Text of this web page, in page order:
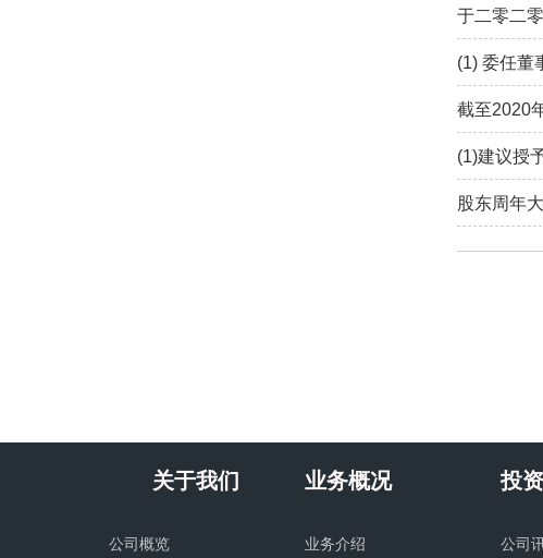
于二零二
(1) 委任董
截至2020
(1)建议授
股东周年
关于我们
公司概览
业务概况
业务介绍
投
公司